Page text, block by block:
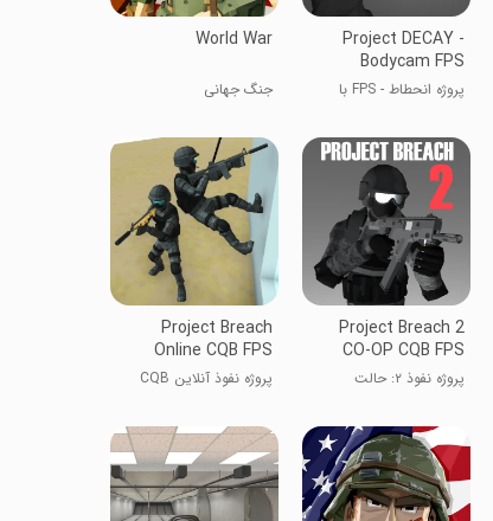
Project DECAY -
Bodycam FPS
پروژه انحطاط - FPS با
World War
جنگ جهانی
Project Breach 2
CO-OP CQB FPS
پروژه نفوذ ۲: حالت
Project Breach
Online CQB FPS
پروژه نفوذ آنلاین CQB